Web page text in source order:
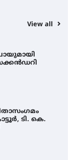
View all
ടി. കെ.
4.4